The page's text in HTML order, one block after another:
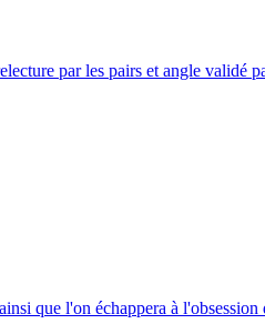
par les pairs et angle validé
que l'on échappera à